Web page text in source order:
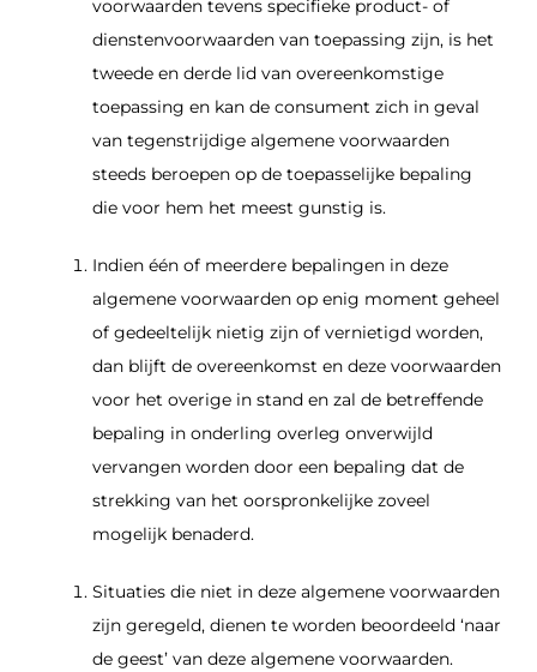
voorwaarden tevens specifieke product- of
dienstenvoorwaarden van toepassing zijn, is het
tweede en derde lid van overeenkomstige
toepassing en kan de consument zich in geval
van tegenstrijdige algemene voorwaarden
steeds beroepen op de toepasselijke bepaling
die voor hem het meest gunstig is.
Indien één of meerdere bepalingen in deze
algemene voorwaarden op enig moment geheel
of gedeeltelijk nietig zijn of vernietigd worden,
dan blijft de overeenkomst en deze voorwaarden
voor het overige in stand en zal de betreffende
bepaling in onderling overleg onverwijld
vervangen worden door een bepaling dat de
strekking van het oorspronkelijke zoveel
mogelijk benaderd.
Situaties die niet in deze algemene voorwaarden
zijn geregeld, dienen te worden beoordeeld ‘naar
de geest’ van deze algemene voorwaarden.